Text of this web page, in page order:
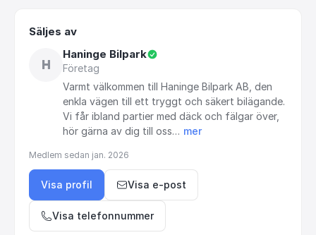
Säljes av
H
Haninge Bilpark
Företag
Varmt välkommen till Haninge Bilpark AB, den
enkla vägen till ett tryggt och säkert bilägande.
Vi får ibland partier med däck och fälgar över,
hör gärna av dig till oss… mer
Medlem sedan jan. 2026
Visa profil Visa e-post
Visa telefonnummer